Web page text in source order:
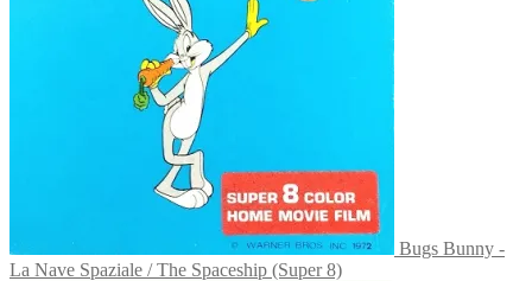
Bugs Bunny -
La Nave Spaziale / The Spaceship (Super 8)